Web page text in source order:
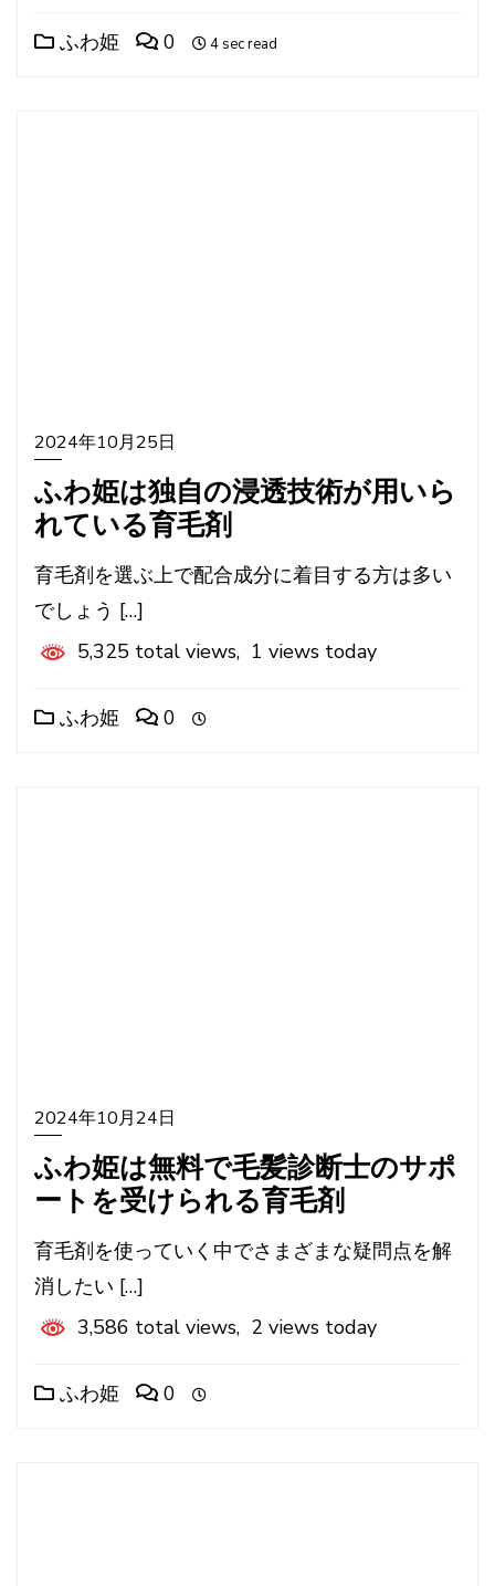
ふわ姫 0 4 sec read
2024年10月25日
ふわ姫は独自の浸透技術が用いら
れている育毛剤
育毛剤を選ぶ上で配合成分に着目する方は多い
でしょう […]
5,325 total views, 1 views today
ふわ姫 0
2024年10月24日
ふわ姫は無料で毛髪診断士のサポ
ートを受けられる育毛剤
育毛剤を使っていく中でさまざまな疑問点を解
消したい […]
3,586 total views, 2 views today
ふわ姫 0